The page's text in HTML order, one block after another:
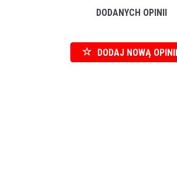
DODANYCH OPINII
DODAJ NOWĄ